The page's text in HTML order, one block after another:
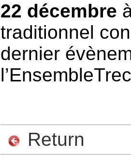
22 décembre
traditionnel
dernier
Return